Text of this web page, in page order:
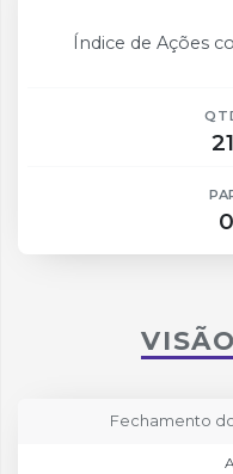
Índice de Ações
Fechamento